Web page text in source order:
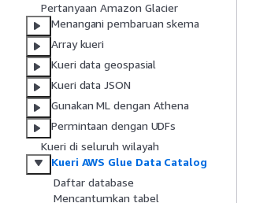
Pertanyaan Amazon Glacier
Menangani pembaruan skema
Array kueri
Kueri data geospasial
Kueri data JSON
Gunakan ML dengan Athena
Permintaan dengan UDFs
Kueri di seluruh wilayah
Kueri AWS Glue Data Catalog
Daftar database
Mencantumkan tabel